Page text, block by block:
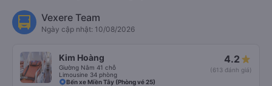
Vexere Team
Ngày cập nhật: 10/08/2026
Kim Hoàng
Giường Nằm 41 chỗ
Limousine 34 phòng
4.2
(613 đánh giá)
Bến xe Miền Tây (Phòng vé 25)